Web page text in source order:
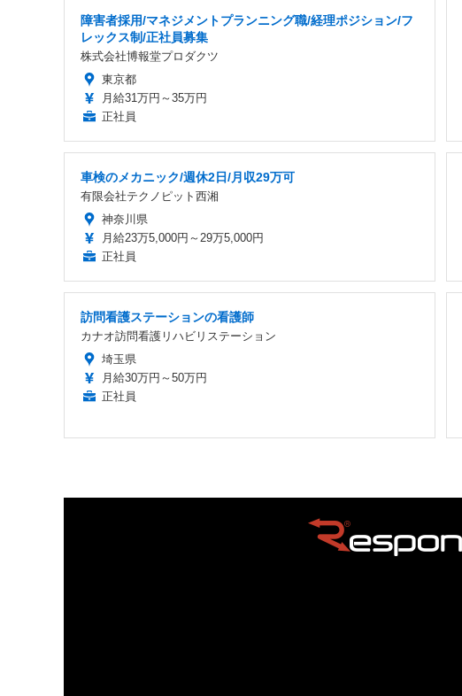
障害者採用/マネジメントプランニング職/経理ポジション/フ
レックス制/正社員募集
株式会社博報堂プロダクツ
東京都
月給31万円～35万円
正社員
車検のメカニック/週休2日/月収29万可
有限会社テクノピット西湘
神奈川県
月給23万5,000円～29万5,000円
正社員
訪問看護ステーションの看護師
カナオ訪問看護リハビリステーション
埼玉県
月給30万円～50万円
正社員